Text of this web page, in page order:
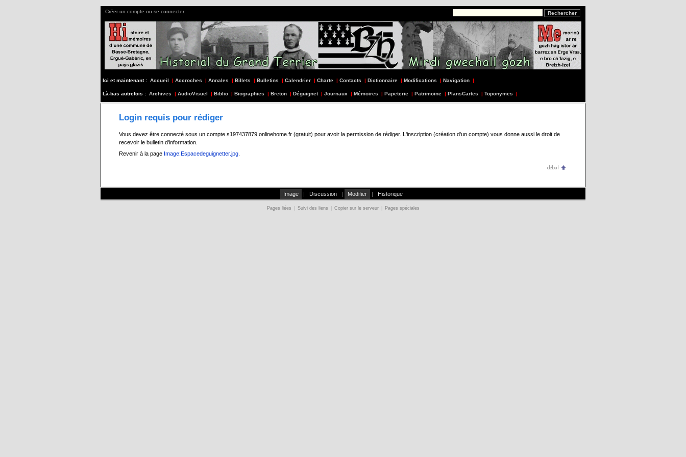
Créer un compte ou se connecter
Ici et maintenant : Accueil | Accroches | Annales | Billets | Bulletins | Calendrier | Charte | Contacts | Dictionnaire | Modifications | Navigation |
Là-bas autrefois : Archives | AudioVisuel | Biblio | Biographies | Breton | Déguignet | Journaux | Mémoires | Papeterie | Patrimoine | PlansCartes | Toponymes |
Login requis pour rédiger
Vous devez être connecté sous un compte s197437879.onlinehome.fr (gratuit) pour avoir la permission de rédiger. L'inscription (création d'un compte) vous donne aussi le droit de
recevoir le bulletin d'information.
Revenir à la page Image:Espacedeguignetter.jpg
Image | Discussion | Modifier | Historique
Pages liées Suivi des liens Copier sur le serveur Pages spéciales